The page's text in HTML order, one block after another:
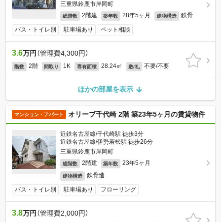
三重県鈴鹿市岸岡町
総階数 2階建 築年数 28年5ヶ月 建物構造 鉄骨
バス・トイレ別 駐車場あり ペット相談
3.6万円 （管理費4,300円）
階数 2階 間取り 1K 専有面積 28.24㎡ 敷/礼 不要/不要
ほかの部屋を表示
マンション・アパート オリーブ千代崎 2階 築23年5ヶ月の賃貸物件
近鉄名古屋線/千代崎駅 徒歩3分
近鉄名古屋線/伊勢若松駅 徒歩26分
三重県鈴鹿市岸岡町
総階数 2階建 築年数 23年5ヶ月
建物構造 鉄骨造
バス・トイレ別 駐車場あり フローリング
3.8万円 （管理費2,000円）